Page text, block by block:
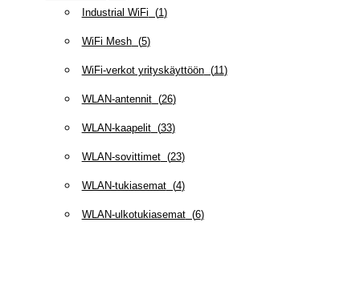
Industrial WiFi (1 )
WiFi Mesh(5)
WiFi-verkot yrityskäyttöön(11 )
WLAN-antennit(26)
WLAN-kaapelit(33)
WLAN-sovittimet(23)
WLAN-tukiasemat(4)
WLAN-ulkotukiasemat(6)